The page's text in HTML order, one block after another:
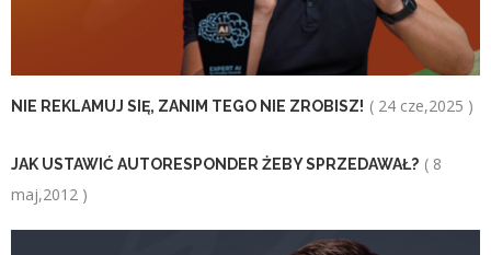
NIE REKLAMUJ SIĘ, ZANIM TEGO NIE ZROBISZ! ( 24 cze,2025 )
JAK USTAWIĆ AUTORESPONDER ŻEBY SPRZEDAWAŁ? ( 8
maj,2012 )